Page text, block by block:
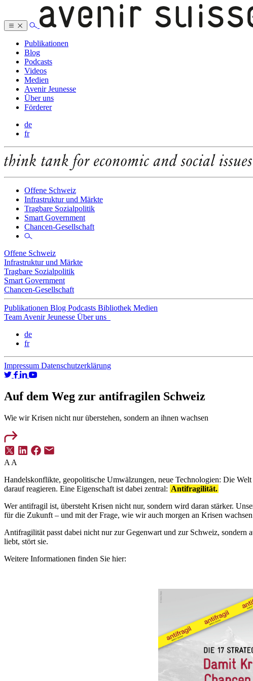
Publikationen
Blog
Podcasts
Videos
Medien
Avenir Jeunesse
Über uns
Förderer
de
fr
Offene Schweiz
Infrastruktur und Märkte
Tragbare Sozialpolitik
Smart Government
Chancen-Gesellschaft
Offene Schweiz
Infrastruktur und Märkte
Tragbare Sozialpolitik
Smart Government
Chancen-Gesellschaft
Publikationen Blog Podcasts Bibliothek Medien
Team Avenir Jeunesse Über uns
de
fr
Impressum Datenschutzerklärung
Auf dem Weg zur antifragilen Schweiz
Wie wir Krisen nicht nur überstehen, sondern an ihnen wachsen
A A
Handelskonflikte, geopolitische Umwälzungen, neue Technologien: Die
darauf reagieren. Eine Eigenschaft ist dabei zentral: Antifragilität.
Wer antifragil ist, übersteht Krisen nicht nur, sondern wird daran stärker.
für die Zukunft – und mit der Frage, wie wir auch morgen an Krisen
Antifragilität passt dabei nicht nur zur Gegenwart und zur Schweiz,
liebt, stört sie.
Weitere Informationen finden Sie hier: